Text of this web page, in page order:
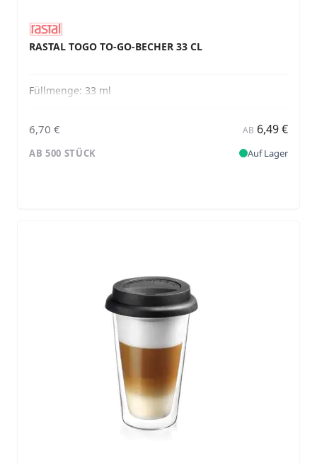
RASTAL TOGO TO-GO-BECHER 33 CL
Füllmenge: 33 ml
6,70 € AB 6,49 €
AB 500 STÜCK Auf Lager